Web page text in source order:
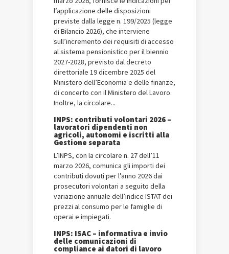
l’applicazione delle disposizioni
previste dalla legge n. 199/2025 (legge
di Bilancio 2026), che interviene
sull’incremento dei requisiti di accesso
al sistema pensionistico per il biennio
2027-2028, previsto dal decreto
direttoriale 19 dicembre 2025 del
Ministero dell’Economia e delle finanze,
di concerto con il Ministero del Lavoro.
Inoltre, la circolare...
INPS: contributi volontari 2026 –
lavoratori dipendenti non
agricoli, autonomi e iscritti alla
Gestione separata
L’INPS, con la circolare n. 27 dell’11
marzo 2026, comunica gli importi dei
contributi dovuti per l’anno 2026 dai
prosecutori volontari a seguito della
variazione annuale dell’indice ISTAT dei
prezzi al consumo per le famiglie di
operai e impiegati.
INPS: ISAC – informativa e invio
delle comunicazioni di
compliance ai datori di lavoro